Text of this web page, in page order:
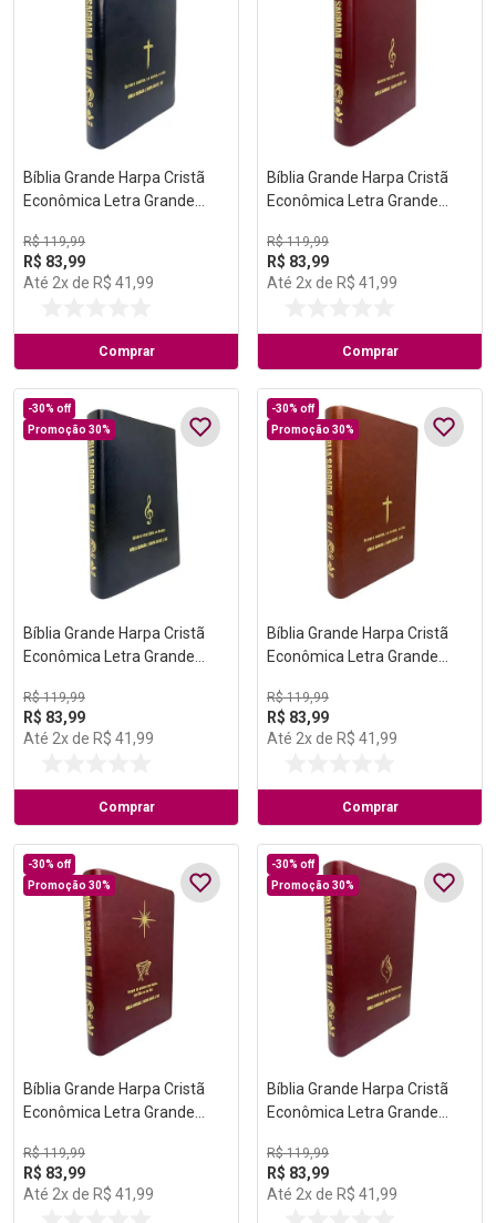
Bíblia Grande Harpa Cristã
Econômica Letra Grande
R$ 119,99
R$ 83,99
Até 2x de R$ 41 ,99
Comprar
Bíblia Grande Harpa Cristã
Econômica Letra Grande
R$ 119,99
R$ 83,99
Até 2x de R$ 41 ,99
Comprar
-30% off
Promoção 30%
Bíblia Grande Harpa Cristã
Econômica Letra Grande
R$ 119,99
R$ 83,99
Até 2x de R$ 41 ,99
Comprar
-30% off
Promoção 30%
Bíblia Grande Harpa Cristã
Econômica Letra Grande
R$ 119,99
R$ 83,99
Até 2x de R$ 41 ,99
Comprar
-30% off
Promoção 30%
Bíblia Grande Harpa Cristã
Econômica Letra Grande
R$ 119,99
R$ 83,99
Até 2x de R$ 41 ,99
-30% off
Promoção 30%
Bíblia Grande Harpa Cristã
Econômica Letra Grande
R$ 119,99
R$ 83,99
Até 2x de R$ 41 ,99